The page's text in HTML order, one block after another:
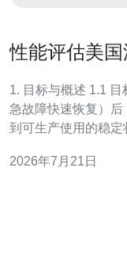
性能评估美
1. 目标与概述 1.1 目
急故障快速恢复）
到可生产使用的稳
否正常。 1.3 重点：
2026年7月21日